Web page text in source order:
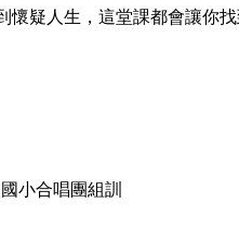
懷疑人生，這堂課都會讓你
小合唱團組訓